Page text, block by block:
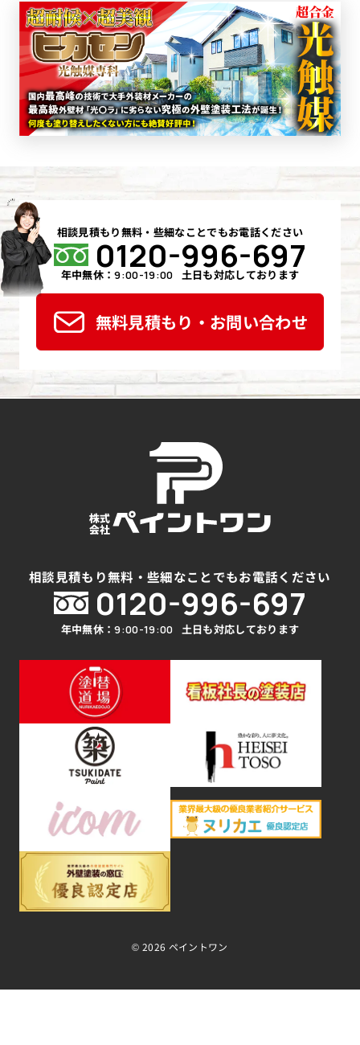
相談見積もり無料・些細なことでもお電話ください
0120-996-697
年中無休：9:00-19:00 土日も対応しております
無料見積もり・お問い合わせ
相談見積もり無料・些細なことでもお電話ください
0120-996-697
年中無休：9:00-19:00 土日も対応しております
© 2026 ペイントワン